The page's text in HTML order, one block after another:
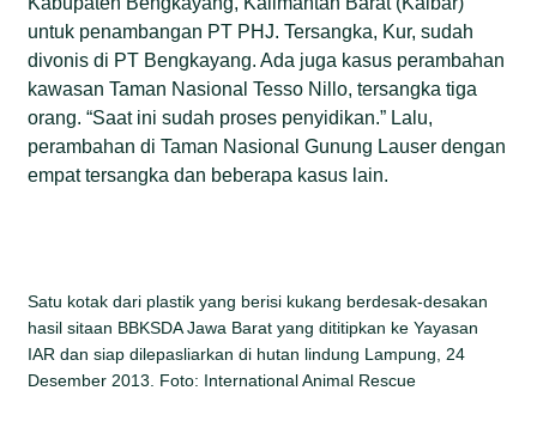
untuk penambangan PT PHJ. Tersangka, Kur, sudah
divonis di PT Bengkayang. Ada juga kasus perambahan
kawasan Taman Nasional Tesso Nillo, tersangka tiga
orang. “Saat ini sudah proses penyidikan.” Lalu,
perambahan di Taman Nasional Gunung Lauser dengan
empat tersangka dan beberapa kasus lain.
Satu kotak dari plastik yang berisi kukang berdesak-desakan
hasil sitaan BBKSDA Jawa Barat yang dititipkan ke Yayasan
IAR dan siap dilepasliarkan di hutan lindung Lampung, 24
Desember 2013. Foto: International Animal Rescue